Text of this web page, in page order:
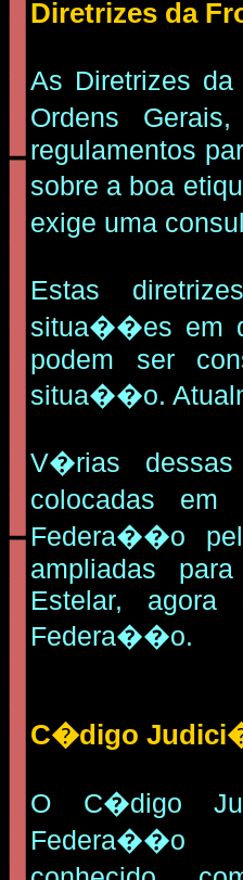
Diretrizes da
As Diretrizes
Ordens
regulamentos
sobre a boa
exige uma
Estas
situa��es em
podem ser
situa��o.
V�rias
colocadas
Federa��o
ampliadas
Estelar,
Federa��o.
C�digo
O C�digo
Federa��o